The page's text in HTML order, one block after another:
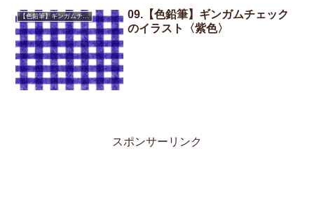
【色鉛筆】ギンガムチェック
09.【色鉛筆】ギンガムチェック
のイラスト〈紫色〉
スポンサーリンク